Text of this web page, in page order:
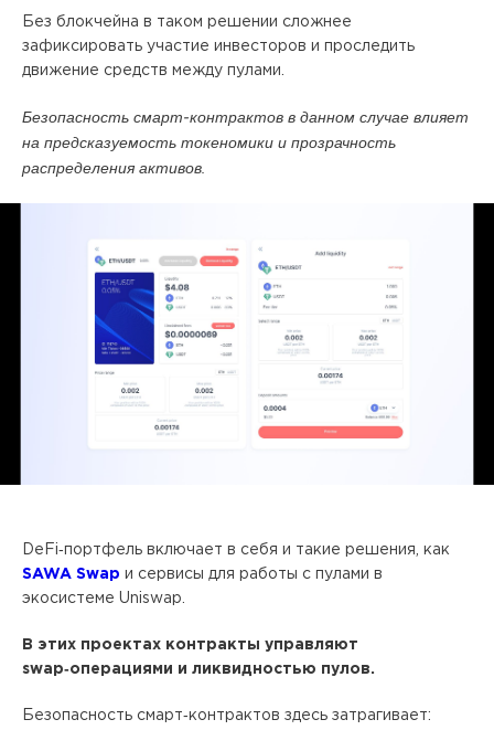
Без блокчейна в таком решении сложнее
зафиксировать участие инвесторов и проследить
движение средств между пулами.
Безопасность смарт‑контрактов в данном случае влияет
на предсказуемость токеномики и прозрачность
распределения активов.
DeFi‑портфель включает в себя и такие решения, как
SAWA Swap и сервисы для работы с пулами в
экосистеме Uniswap.
В этих проектах контракты управляют
swap‑операциями и ликвидностью пулов.
Безопасность смарт‑контрактов здесь затрагивает: